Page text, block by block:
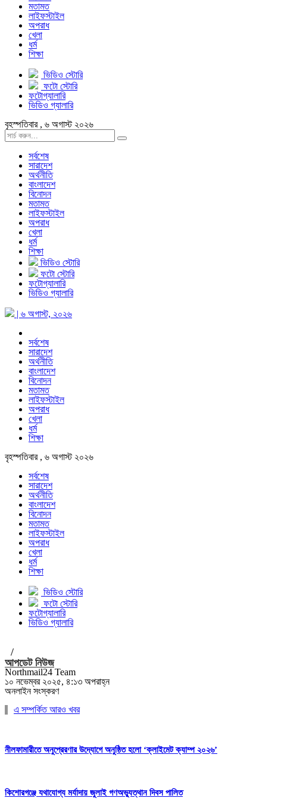
মতামত
লাইফস্টাইল
অপরাধ
খেলা
ধর্ম
শিক্ষা
ভিডিও স্টোরি
ফটো স্টোরি
ফটোগ্যালারি
ভিডিও গ্যালারি
বৃহস্পতিবার , ৬ অগাস্ট ২০২৬
সর্বশেষ
সারাদেশ
অর্থনীতি
বাংলাদেশ
বিনোদন
মতামত
লাইফস্টাইল
অপরাধ
খেলা
ধর্ম
শিক্ষা
ভিডিও স্টোরি
ফটো স্টোরি
ফটোগ্যালারি
ভিডিও গ্যালারি
| ৬ অগাস্ট, ২০২৬
সর্বশেষ
সারাদেশ
অর্থনীতি
বাংলাদেশ
বিনোদন
মতামত
লাইফস্টাইল
অপরাধ
খেলা
ধর্ম
শিক্ষা
বৃহস্পতিবার , ৬ অগাস্ট ২০২৬
সর্বশেষ
সারাদেশ
অর্থনীতি
বাংলাদেশ
বিনোদন
মতামত
লাইফস্টাইল
অপরাধ
খেলা
ধর্ম
শিক্ষা
ভিডিও স্টোরি
ফটো স্টোরি
ফটোগ্যালারি
ভিডিও গ্যালারি
/
আপডেট নিউজ
Northmail24 Team
১০ নভেম্বর ২০২৫, ৪:১৩ অপরাহ্ন
অনলাইন সংস্করণ
এ সম্পর্কিত আরও খবর
নীলফামারীতে অনুপ্রেরণার উদ্যোগে অনুষ্ঠিত হলো ‘ক্লাইমেট ক্যাম্প ২০২৬’
কিশোরগঞ্জে যথাযোগ্য মর্যাদায় জুলাই গণঅভ্যুত্থান দিবস পালিত